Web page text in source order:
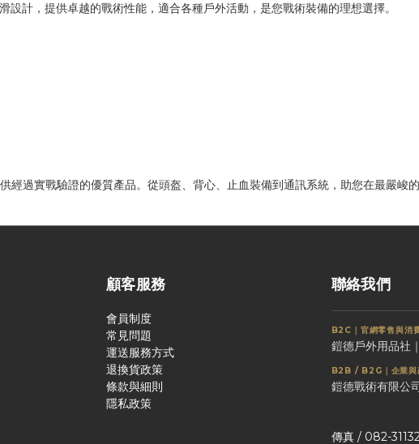
，提供卓越的戰術性能，適合各種戶外活動，是您戰術裝備的理想選擇。
過實戰驗證的優質產品。從頭盔、背心、止血裝備到通訊系統，助您在最嚴峻的
顧客服務
會員制度
常見問題
運送服務方式
退換貨政策
條款與細則
隱私政策
聯絡我們
B2C｜官網零售與消
鎧德戶外用品社
B2B / B2G｜企業與
鎧德戰術有限公
傳真 / 082-